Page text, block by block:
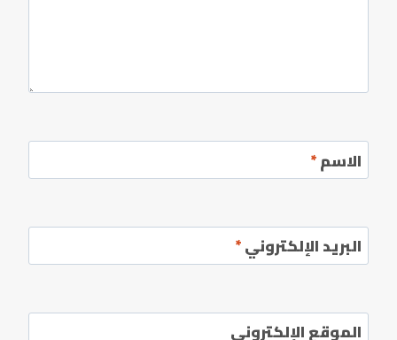
الاسم*
البريد الإلكتروني*
الموقع الإلكتروني